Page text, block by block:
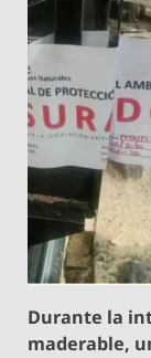
Durante la
maderable,